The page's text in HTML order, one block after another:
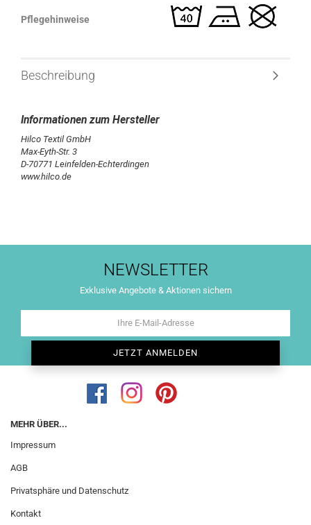
Pflegehinweise
Beschreibung
Hilco Textil GmbH
Max-Eyth-Str. 3
D-70771 Leinfelden-Echterdingen
www.hilco.de
NEWSLETTER
Exklusive Angebote & Aktionen sichern
MEHR ÜBER...
Impressum
AGB
Privatsphäre und Datenschutz
Kontakt